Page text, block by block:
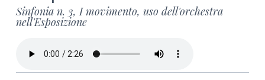
Sinfonia n. 3, I movimento, uso dell'orchestra
nell'Esposizione